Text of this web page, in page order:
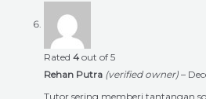
Rated 4 out of 5
Rehan Putra (verified owner) –
Tutor sering memberi tantangan